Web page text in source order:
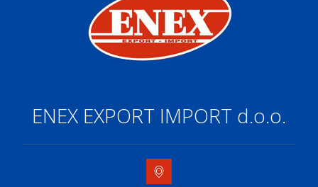
ENEX EXPORT IMPORT d.o.o.